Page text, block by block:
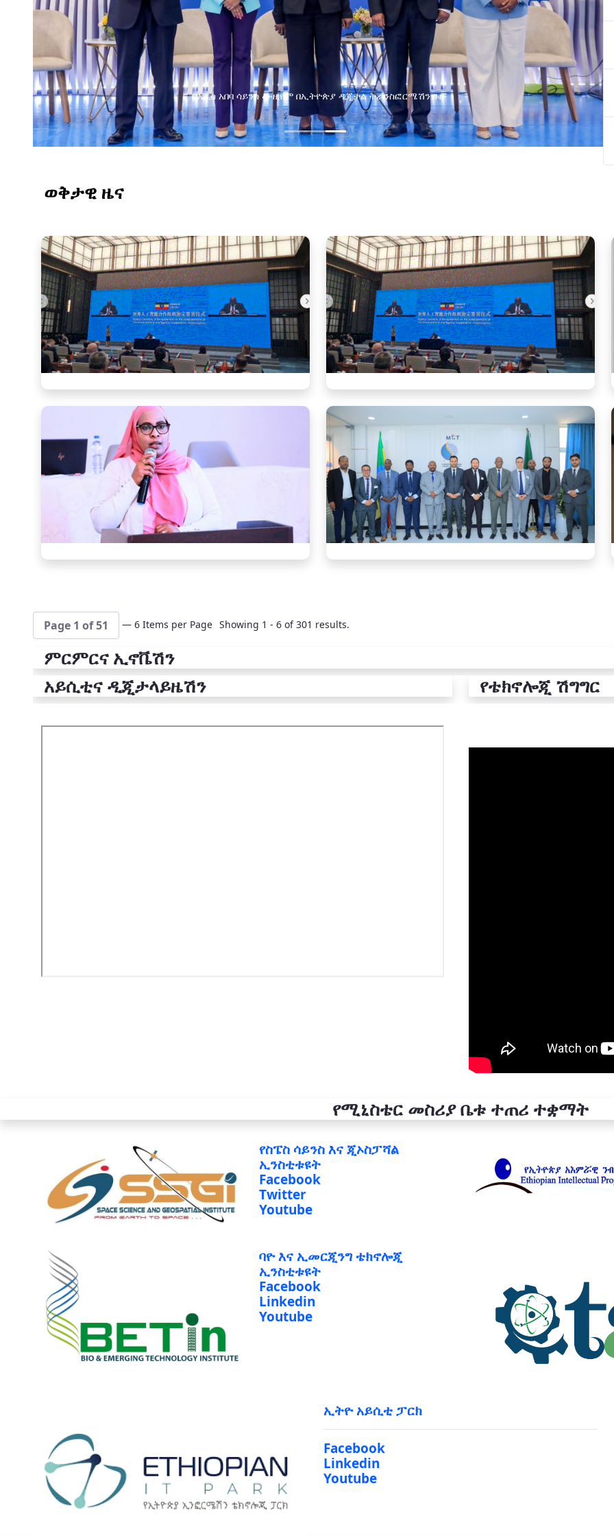
በአዲስ አበባ ሳይንስ ሙዚየም በኢትዮጵያ ዲጂታል ትራንስፎርሜሽን ጉዞ
ወቅታዊ ዜና
Page 1 of 51 — 6 Items per Page Showing 1 - 6 of 301 results.
ምርምርና ኢኖቬሽን
አይሲቲና ዲጂታላይዜሽን
የቴክኖሎጂ ሽግግር
የሚኒስቴር መስሪያ ቤቱ ተጠሪ ተቋማት
የስፔስ ሳይንስ እና ጂኦስፓሻል
ኢንስቲቱዩት
Facebook
Twitter
Youtube
ባዮ እና ኢመርጂንግ ቴክኖሎጂ
ኢንስቲቱዩት
Facebook
Linkedin
Youtube
ኢትዮ አይሲቲ ፓርክ
Facebook
Linkedin
Youtube